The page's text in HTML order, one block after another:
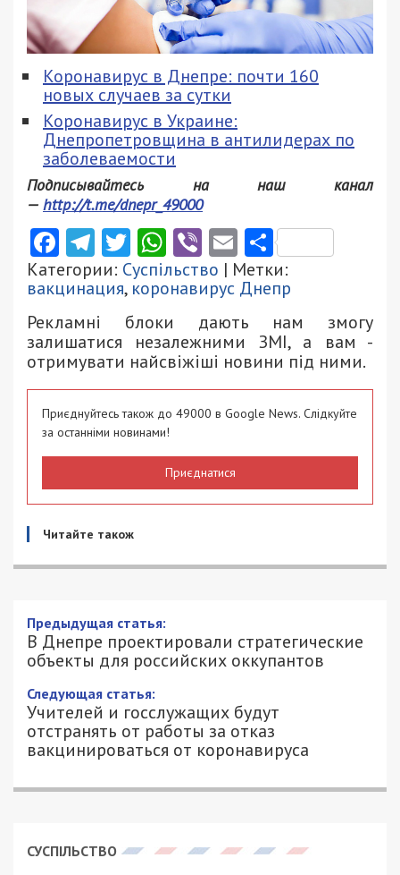
Коронавирус в Днепре: почти 160
новых случаев за сутки
Коронавирус в Украине:
Днепропетровщина в антилидерах по
заболеваемости
Подписывайтесь на наш канал
— http://t.me/dnepr_49000
Facebook
Telegram
Twitter
WhatsApp
ViberEmail
Категории: Суспільство | Метки:
вакцинация, коронавирус Днепр
Рекламні блоки дають нам змогу
залишатися незалежними ЗМІ, а вам -
отримувати найсвіжіші новини під ними.
Приєднуйтесь також до 49000 в Google News. Слідкуйте
за останніми новинами!
Приєднатися
Читайте також
Предыдущая статья:
В Днепре проектировали стратегические
объекты для российских оккупантов
Следующая статья:
Учителей и госслужащих будут
отстранять от работы за отказ
вакцинироваться от коронавируса
СУСПІЛЬСТВО